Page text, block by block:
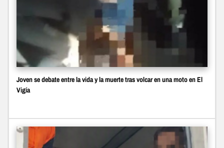
Joven se debate entre la vida y la muerte tras volcar en una moto en El
Vigía